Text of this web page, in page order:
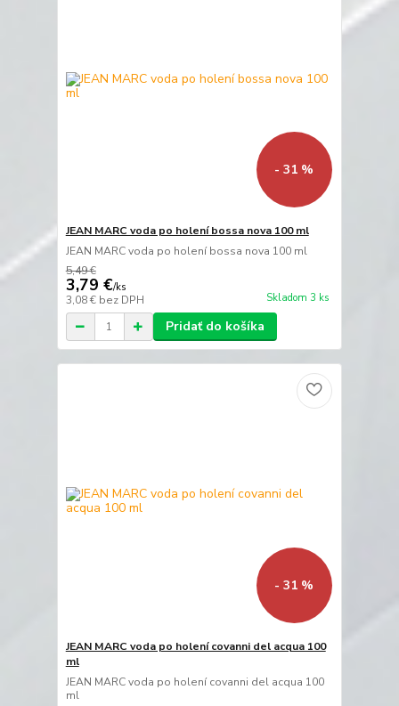
- 31 %
JEAN MARC voda po holení bossa nova 100 ml
JEAN MARC voda po holení bossa nova 100 ml
5,49 €
3,79 €/ks
3,08 € bez DPH Skladom 3 ks
Pridať do košíka
- 31 %
JEAN MARC voda po holení covanni del acqua 100
ml
JEAN MARC voda po holení covanni del acqua 100
ml